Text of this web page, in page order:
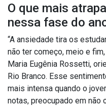
O que mais
nessa fase do
“A ansiedade tira os
não ter começo, meio e
Maria Eugênia Rossetti,
Rio Branco. Esse
mais intensa quando o
notas, preocupado em